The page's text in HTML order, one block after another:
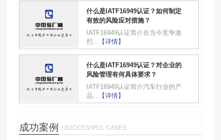
什么是IATF16949认证？如何制定
有效的风险应对措施？
IATF16949认证简介在当今竞争激
烈...
【详情】
什么是IATF16949认证？对企业的
风险管理有何具体要求？
IATF16949认证简介汽车行业的产
品...
【详情】
成功案例 / SUCCESSFUL CASES